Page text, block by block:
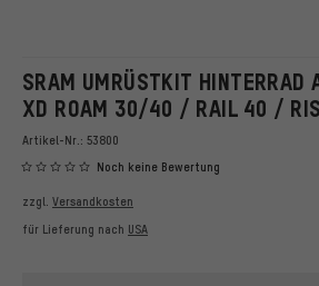
SRAM UMRÜSTKIT HINTERRAD
XD ROAM 30/40 / RAIL 40 /
Artikel-Nr.: 53800
Noch keine Bewertung
zzgl. Versandkosten
für Lieferung nach USA